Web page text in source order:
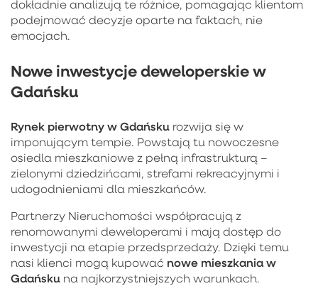
dokładnie analizują te różnice, pomagając klientom
podejmować decyzje oparte na faktach, nie
emocjach.
Nowe inwestycje deweloperskie w
Gdańsku
Rynek pierwotny w Gdańsku rozwija się w
imponującym tempie. Powstają tu nowoczesne
osiedla mieszkaniowe z pełną infrastrukturą –
zielonymi dziedzińcami, strefami rekreacyjnymi i
udogodnieniami dla mieszkańców.
Partnerzy Nieruchomości współpracują z
renomowanymi deweloperami i mają dostęp do
inwestycji na etapie przedsprzedaży. Dzięki temu
nasi klienci mogą kupować nowe mieszkania w
Gdańsku na najkorzystniejszych warunkach.